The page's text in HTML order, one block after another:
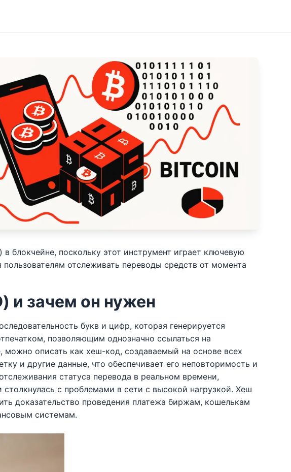
блокчейне, поскольку этот инструмент играет ключевую
отслеживать переводы средств от момента
и зачем он нужен
букв и цифр, которая генерируется
позволяющим однозначно ссылаться на
описать как хеш-код, создаваемый на основе всех
и другие данные, что обеспечивает его неповторимость и
статуса перевода в реальном времени,
с проблемами в сети с высокой нагрузкой. Хеш
доказательство проведения платежа биржам, кошелькам
системам.